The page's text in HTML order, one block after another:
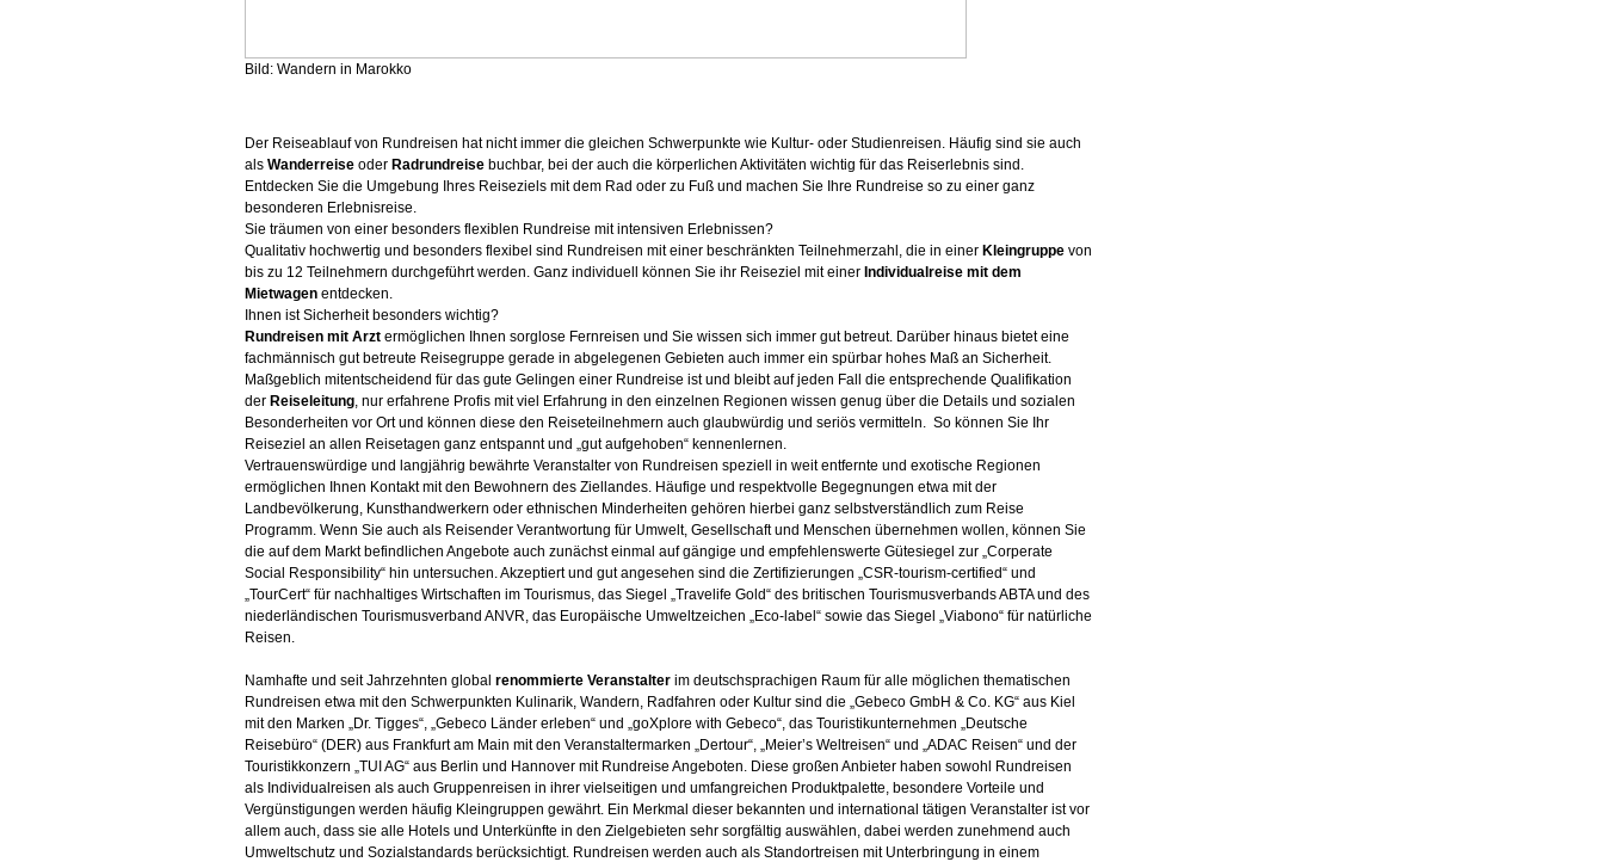
Bild: Wandern in Marokko
Der Reiseablauf von Rundreisen hat nicht immer die gleichen Schwerpunkte wie Kultur- oder Studienreisen. Häufig sind sie auch
als Wanderreise oder Radrundreise buchbar, bei der auch die körperlichen Aktivitäten wichtig für das Reiserlebnis sind.
Entdecken Sie die Umgebung Ihres Reiseziels mit dem Rad oder zu Fuß und machen Sie Ihre Rundreise so zu einer ganz
besonderen Erlebnisreise.
Sie träumen von einer besonders flexiblen Rundreise mit intensiven Erlebnissen?
Qualitativ hochwertig und besonders flexibel sind Rundreisen mit einer beschränkten Teilnehmerzahl, die in einer Kleingruppe von
bis zu 12 Teilnehmern durchgeführt werden. Ganz individuell können Sie ihr Reiseziel mit einer Individualreise mit dem
Mietwagen entdecken.
Ihnen ist Sicherheit besonders wichtig?
Rundreisen mit Arzt ermöglichen Ihnen sorglose Fernreisen und Sie wissen sich immer gut betreut. Darüber hinaus bietet eine
fachmännisch gut betreute Reisegruppe gerade in abgelegenen Gebieten auch immer ein spürbar hohes Maß an Sicherheit.
Maßgeblich mitentscheidend für das gute Gelingen einer Rundreise ist und bleibt auf jeden Fall die entsprechende Qualifikation
der Reiseleitung, nur erfahrene Profis mit viel Erfahrung in den einzelnen Regionen wissen genug über die Details und sozialen
Besonderheiten vor Ort und können diese den Reiseteilnehmern auch glaubwürdig und seriös vermitteln. So können Sie Ihr
Reiseziel an allen Reisetagen ganz entspannt und „gut aufgehoben“ kennenlernen.
Vertrauenswürdige und langjährig bewährte Veranstalter von Rundreisen speziell in weit entfernte und exotische Regionen
ermöglichen Ihnen Kontakt mit den Bewohnern des Ziellandes. Häufige und respektvolle Begegnungen etwa mit der
Landbevölkerung, Kunsthandwerkern oder ethnischen Minderheiten gehören hierbei ganz selbstverständlich zum Reise
Programm. Wenn Sie auch als Reisender Verantwortung für Umwelt, Gesellschaft und Menschen übernehmen wollen, können Sie
die auf dem Markt befindlichen Angebote auch zunächst einmal auf gängige und empfehlenswerte Gütesiegel zur „Corperate
Social Responsibility“ hin untersuchen. Akzeptiert und gut angesehen sind die Zertifizierungen „CSR-tourism-certified“ und
„TourCert“ für nachhaltiges Wirtschaften im Tourismus, das Siegel „Travelife Gold“ des britischen Tourismusverbands ABTA und des
niederländischen Tourismusverband ANVR, das Europäische Umweltzeichen „Eco-label“ sowie das Siegel „Viabono“ für natürliche
Reisen.
Namhafte und seit Jahrzehnten global renommierte Veranstalter im deutschsprachigen Raum für alle möglichen thematischen
Rundreisen etwa mit den Schwerpunkten Kulinarik, Wandern, Radfahren oder Kultur sind die „Gebeco GmbH & Co. KG“ aus Kiel
mit den Marken „Dr. Tigges“, „Gebeco Länder erleben“ und „goXplore with Gebeco“, das Touristikunternehmen „Deutsche
Reisebüro“ (DER) aus Frankfurt am Main mit den Veranstaltermarken „Dertour“, „Meier’s Weltreisen“ und „ADAC Reisen“ und der
Touristikkonzern „TUI AG“ aus Berlin und Hannover mit Rundreise Angeboten. Diese großen Anbieter haben sowohl Rundreisen
als Individualreisen als auch Gruppenreisen in ihrer vielseitigen und umfangreichen Produktpalette, besondere Vorteile und
Vergünstigungen werden häufig Kleingruppen gewährt. Ein Merkmal dieser bekannten und international tätigen Veranstalter ist vor
allem auch, dass sie alle Hotels und Unterkünfte in den Zielgebieten sehr sorgfältig auswählen, dabei werden zunehmend auch
Umweltschutz und Sozialstandards berücksichtigt. Rundreisen werden auch als Standortreisen mit Unterbringung in einem